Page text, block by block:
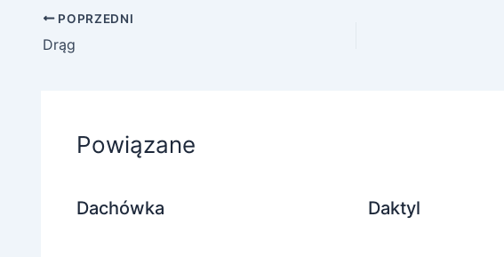
POPRZEDNI
Drąg
Powiązane
Dachówka Daktyl